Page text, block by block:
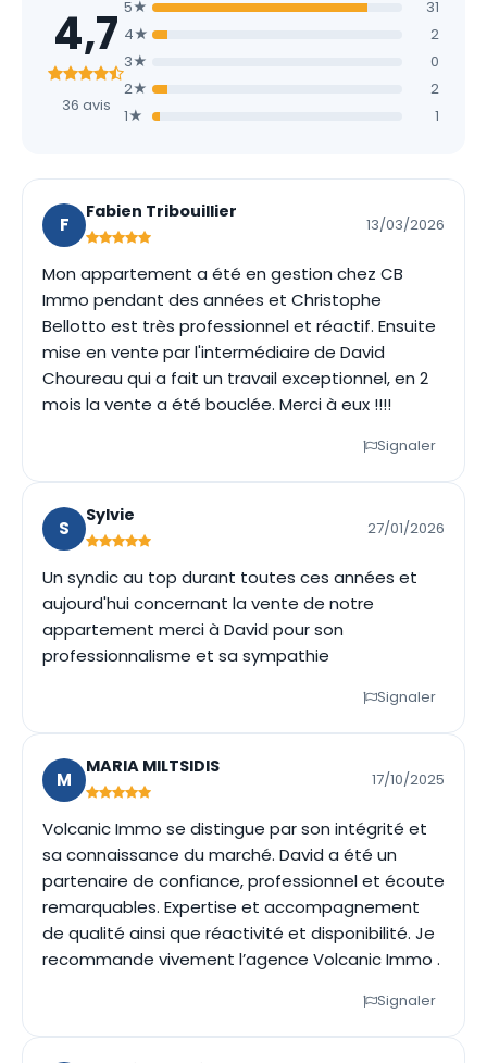
4,7
36 avis
5★
31
4★
2
3★
0
2★
2
1★
1
F
Fabien Tribouillier
13/03/2026
Mon appartement a été en gestion chez CB
Immo pendant des années et Christophe
Bellotto est très professionnel et réactif. Ensuite
mise en vente par l'intermédiaire de David
Choureau qui a fait un travail exceptionnel, en 2
mois la vente a été bouclée. Merci à eux !!!!
Signaler
S
Sylvie
27/01/2026
Un syndic au top durant toutes ces années et
aujourd'hui concernant la vente de notre
appartement merci à David pour son
professionnalisme et sa sympathie
Signaler
M
MARIA MILTSIDIS
17/10/2025
Volcanic Immo se distingue par son intégrité et
sa connaissance du marché. David a été un
partenaire de confiance, professionnel et écoute
remarquables. Expertise et accompagnement
de qualité ainsi que réactivité et disponibilité. Je
recommande vivement l’agence Volcanic Immo .
Signaler